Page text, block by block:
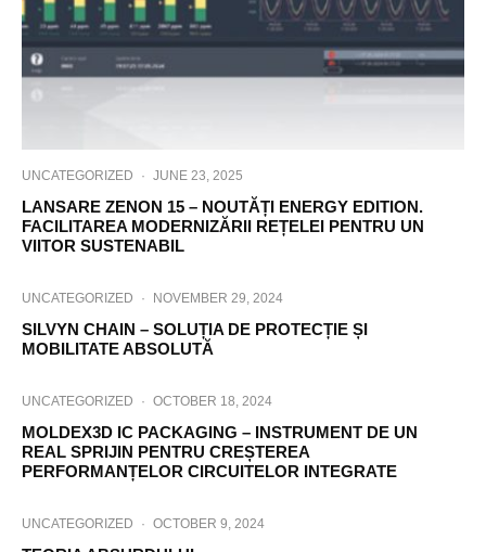
UNCATEGORIZED · JUNE 23, 2025
LANSARE ZENON 15 – NOUTĂȚI ENERGY EDITION.
FACILITAREA MODERNIZĂRII REȚELEI PENTRU UN
VIITOR SUSTENABIL
UNCATEGORIZED · NOVEMBER 29, 2024
SILVYN CHAIN – SOLUȚIA DE PROTECȚIE ȘI
MOBILITATE ABSOLUTĂ
UNCATEGORIZED · OCTOBER 18, 2024
MOLDEX3D IC PACKAGING – INSTRUMENT DE UN
REAL SPRIJIN PENTRU CREȘTEREA
PERFORMANȚELOR CIRCUITELOR INTEGRATE
UNCATEGORIZED · OCTOBER 9, 2024